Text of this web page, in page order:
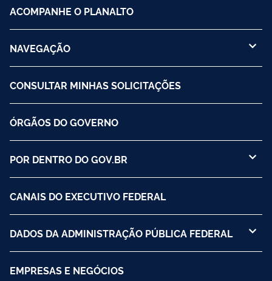
ACOMPANHE O PLANALTO
NAVEGAÇÃO
CONSULTAR MINHAS SOLICITAÇÕES
ÓRGÃOS DO GOVERNO
POR DENTRO DO GOV.BR
CANAIS DO EXECUTIVO FEDERAL
DADOS DA ADMINISTRAÇÃO PÚBLICA FEDERAL
EMPRESAS E NEGÓCIOS